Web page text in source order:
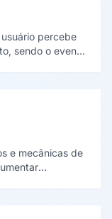
percebe
sendo o evento
e mecânicas de